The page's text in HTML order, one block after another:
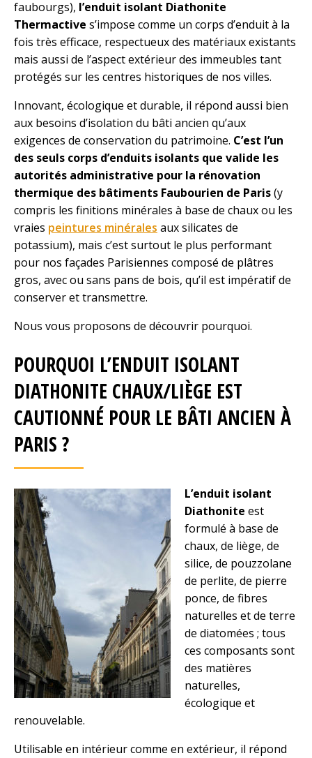
faubourgs), l’enduit isolant Diathonite
Thermactive s’impose comme un corps d’enduit à la
fois très efficace, respectueux des matériaux existants
mais aussi de l’aspect extérieur des immeubles tant
protégés sur les centres historiques de nos villes.
Innovant, écologique et durable, il répond aussi bien
aux besoins d’isolation du bâti ancien qu’aux
exigences de conservation du patrimoine. C’est l’un
des seuls corps d’enduits isolants que valide les
autorités administrative pour la rénovation
thermique des bâtiments Faubourien de Paris(y
compris les finitions minérales à base de chaux ou les
vraies peintures minérales aux silicates de
potassium), mais c’est surtout le plus performant
pour nos façades Parisiennes composé de plâtres
gros, avec ou sans pans de bois, qu’il est impératif de
conserver et transmettre.
Nous vous proposons de découvrir pourquoi.
POURQUOI L’ENDUIT ISOLANT
DIATHONITE CHAUX/LIÈGE EST
CAUTIONNÉ POUR LE BÂTI ANCIEN À
PARIS ?
L’enduit isolant
Diathonite est
formulé à base de
chaux, de liège, de
silice, de pouzzolane
de perlite, de pierre
ponce, de fibres
naturelles et de terre
de diatomées ; tous
ces composants sont
des matières
naturelles,
écologique et
renouvelable.
Utilisable en intérieur comme en extérieur, il répond